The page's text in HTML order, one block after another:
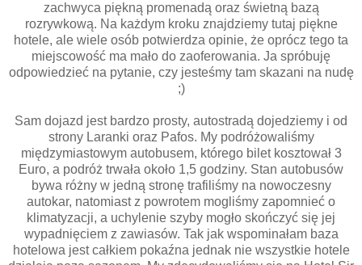
zachwyca piękną promenadą oraz świetną bazą
rozrywkową. Na każdym kroku znajdziemy tutaj piękne
hotele, ale wiele osób potwierdza opinie, że oprócz tego ta
miejscowość ma mało do zaoferowania. Ja spróbuję
odpowiedzieć na pytanie, czy jesteśmy tam skazani na nudę
;)
Sam dojazd jest bardzo prosty, autostradą dojedziemy i od
strony Laranki oraz Pafos. My podróżowaliśmy
międzymiastowym autobusem, którego bilet kosztował 3
Euro, a podróż trwała około 1,5 godziny. Stan autobusów
bywa różny w jedną stronę trafiliśmy na nowoczesny
autokar, natomiast z powrotem mogliśmy zapomnieć o
klimatyzacji, a uchylenie szyby mogło skończyć się jej
wypadnięciem z zawiasów. Tak jak wspominałam baza
hotelowa jest całkiem pokaźna jednak nie wszystkie hotele